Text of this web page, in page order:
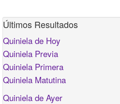
Últimos Resultados
Quiniela de Hoy
Quiniela Previa
Quiniela Primera
Quiniela Matutina
Quiniela de Ayer